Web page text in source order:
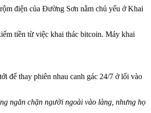
điện của Đường Sơn nằm chủ yếu ở Khai
tiền từ việc khai thác bitcoin. Máy khai
để thay phiên nhau canh gác 24/7 ở lối vào
ngăn chặn người ngoài vào làng, nhưng họ